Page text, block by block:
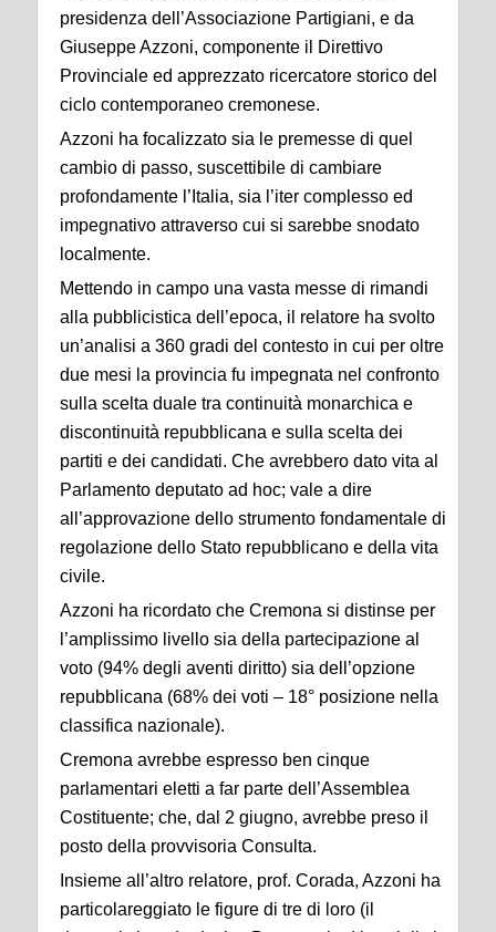
presidenza dell’Associazione Partigiani, e da
Giuseppe Azzoni, componente il Direttivo
Provinciale ed apprezzato ricercatore storico del
ciclo contemporaneo cremonese.
Azzoni ha focalizzato sia le premesse di quel
cambio di passo, suscettibile di cambiare
profondamente l’Italia, sia l’iter complesso ed
impegnativo attraverso cui si sarebbe snodato
localmente.
Mettendo in campo una vasta messe di rimandi
alla pubblicistica dell’epoca, il relatore ha svolto
un’analisi a 360 gradi del contesto in cui per oltre
due mesi la provincia fu impegnata nel confronto
sulla scelta duale tra continuità monarchica e
discontinuità repubblicana e sulla scelta dei
partiti e dei candidati. Che avrebbero dato vita al
Parlamento deputato ad hoc; vale a dire
all’approvazione dello strumento fondamentale di
regolazione dello Stato repubblicano e della vita
civile.
Azzoni ha ricordato che Cremona si distinse per
l’amplissimo livello sia della partecipazione al
voto (94% degli aventi diritto) sia dell’opzione
repubblicana (68% dei voti – 18° posizione nella
classifica nazionale).
Cremona avrebbe espresso ben cinque
parlamentari eletti a far parte dell’Assemblea
Costituente; che, dal 2 giugno, avrebbe preso il
posto della provvisoria Consulta.
Insieme all’altro relatore, prof. Corada, Azzoni ha
particolareggiato le figure di tre di loro (il